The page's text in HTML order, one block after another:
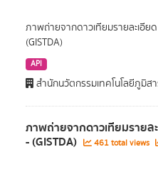
ภาพถ่ายจากดาวเทียมรายละเอี
(GISTDA)
API
สำนักนวัตกรรมเทคโนโลยีภูมิส
ภาพถ่ายจากดาวเทียมรายล
- (GISTDA) 461 total views